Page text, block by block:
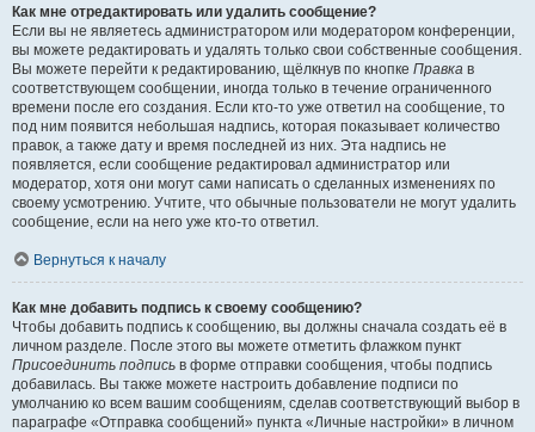
Как мне отредактировать или удалить сообщение?
Если вы не являетесь администратором или модератором конференции,
вы можете редактировать и удалять только свои собственные сообщения.
Вы можете перейти к редактированию, щёлкнув по кнопке Правка в
соответствующем сообщении, иногда только в течение ограниченного
времени после его создания. Если кто-то уже ответил на сообщение, то
под ним появится небольшая надпись, которая показывает количество
правок, а также дату и время последней из них. Эта надпись не
появляется, если сообщение редактировал администратор или
модератор, хотя они могут сами написать о сделанных изменениях по
своему усмотрению. Учтите, что обычные пользователи не могут удалить
сообщение, если на него уже кто-то ответил.
Вернуться к началу
Как мне добавить подпись к своему сообщению?
Чтобы добавить подпись к сообщению, вы должны сначала создать её в
личном разделе. После этого вы можете отметить флажком пункт
Присоединить подпись в форме отправки сообщения, чтобы подпись
добавилась. Вы также можете настроить добавление подписи по
умолчанию ко всем вашим сообщениям, сделав соответствующий выбор в
параграфе «Отправка сообщений» пункта «Личные настройки» в личном